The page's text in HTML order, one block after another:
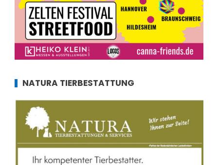
NATURA TIERBESTATTUNG